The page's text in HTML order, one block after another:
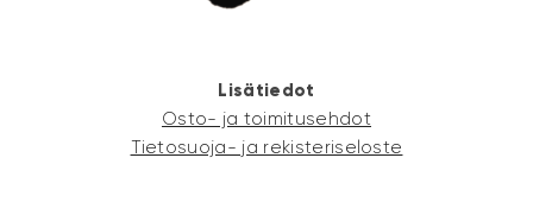
Lisätiedot
Osto- ja toimitusehdot
Tietosuoja- ja rekisteriseloste